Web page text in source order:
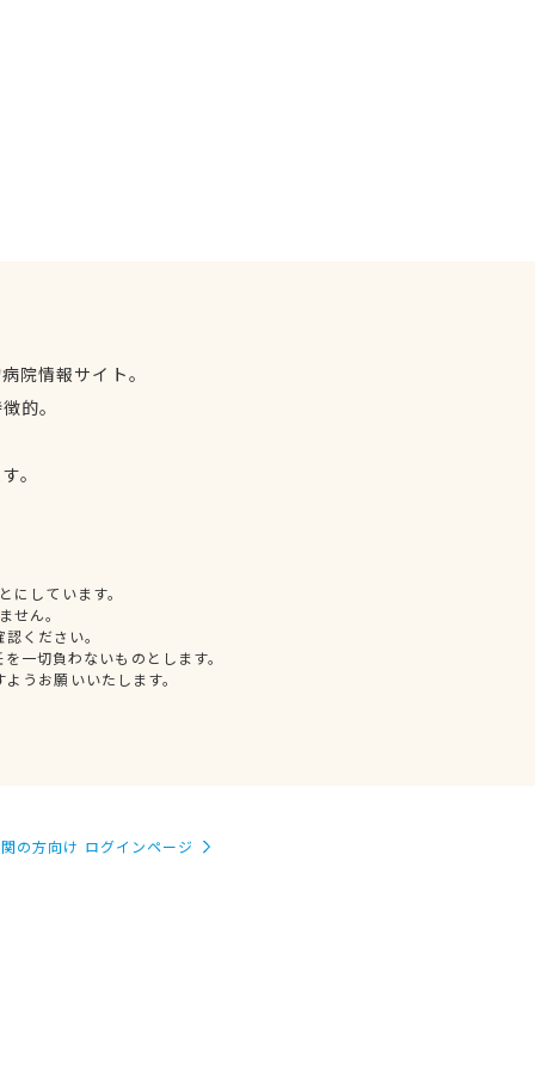
院情報サイト。
的。
。
しています。
せん。
ください。
一切負わないものとします。
うお願いいたします。
の方向け ログインページ